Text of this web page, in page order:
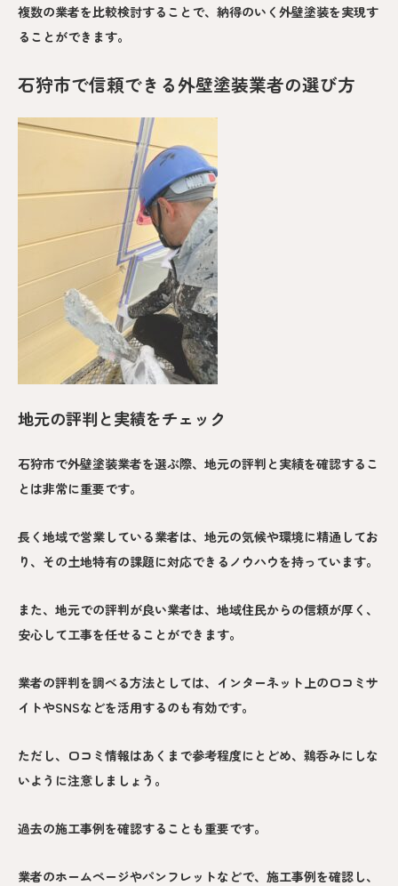
複数の業者を比較検討することで、納得のいく外壁塗装を実現す
ることができます。
石狩市で信頼できる外壁塗装業者の選び方
地元の評判と実績をチェック
石狩市で外壁塗装業者を選ぶ際、地元の評判と実績を確認するこ
とは非常に重要です。
長く地域で営業している業者は、地元の気候や環境に精通してお
り、その土地特有の課題に対応できるノウハウを持っています。
また、地元での評判が良い業者は、地域住民からの信頼が厚く、
安心して工事を任せることができます。
業者の評判を調べる方法としては、インターネット上の口コミサ
イトやSNSなどを活用するのも有効です。
ただし、口コミ情報はあくまで参考程度にとどめ、鵜呑みにしな
いように注意しましょう。
過去の施工事例を確認することも重要です。
業者のホームページやパンフレットなどで、施工事例を確認し、